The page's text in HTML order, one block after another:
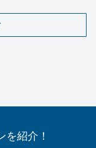
を紹介！